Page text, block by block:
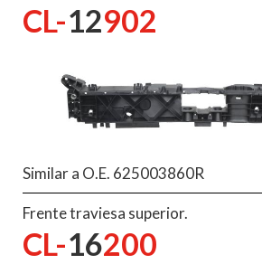
CL-12902
Similar a O.E. 625003860R
Frente traviesa superior.
CL-16200